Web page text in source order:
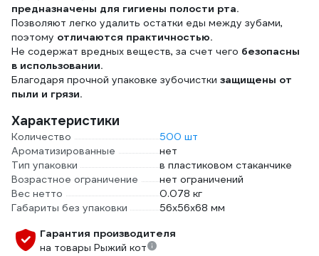
предназначены для гигиены полости рта.
Позволяют легко удалить остатки еды между зубами,
поэтому отличаются практичностью.
Не содержат вредных веществ, за счет чего безопасны
в использовании.
Благодаря прочной упаковке зубочистки защищены от
пыли и грязи.
Характеристики
Количество
500 шт
Ароматизированные
нет
Тип упаковки
в пластиковом стаканчике
Возрастное ограничение
нет ограничений
Вес нетто
0.078 кг
Габариты без упаковки
56х56х68 мм
Гарантия производителя
на товары Рыжий кот